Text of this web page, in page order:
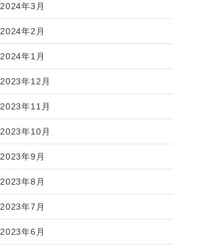
2024年3月
2024年2月
2024年1月
2023年12月
2023年11月
2023年10月
2023年9月
2023年8月
2023年7月
2023年6月